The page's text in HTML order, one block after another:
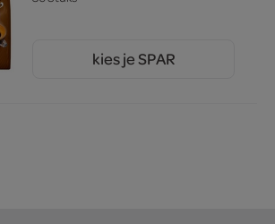
kies je SPAR